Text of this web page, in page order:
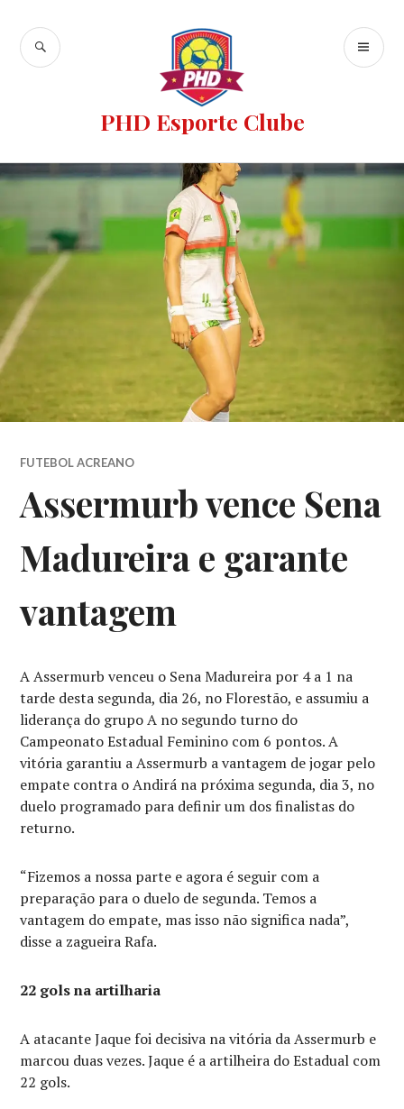
PHD Esporte Clube
FUTEBOL ACREANO
Assermurb vence Sena
Madureira e garante
vantagem
A Assermurb venceu o Sena Madureira por 4 a 1 na
tarde desta segunda, dia 26, no Florestão, e assumiu a
liderança do grupo A no segundo turno do
Campeonato Estadual Feminino com 6 pontos. A
vitória garantiu a Assermurb a vantagem de jogar pelo
empate contra o Andirá na próxima segunda, dia 3, no
duelo programado para definir um dos finalistas do
returno.
“Fizemos a nossa parte e agora é seguir com a
preparação para o duelo de segunda. Temos a
vantagem do empate, mas isso não significa nada”,
disse a zagueira Rafa.
22 gols na artilharia
A atacante Jaque foi decisiva na vitória da Assermurb e
marcou duas vezes. Jaque é a artilheira do Estadual com
22 gols.